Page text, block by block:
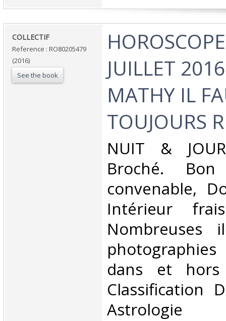
‎COLLECTIF‎
Reference : RO80205479
(2016)
See the book
JUILLET
MATHY IL
TOUJOURS
‎NUIT &
Broché.
convenable,
Intérieur
Nombreuses
dans et
Classification
Astrologie‎